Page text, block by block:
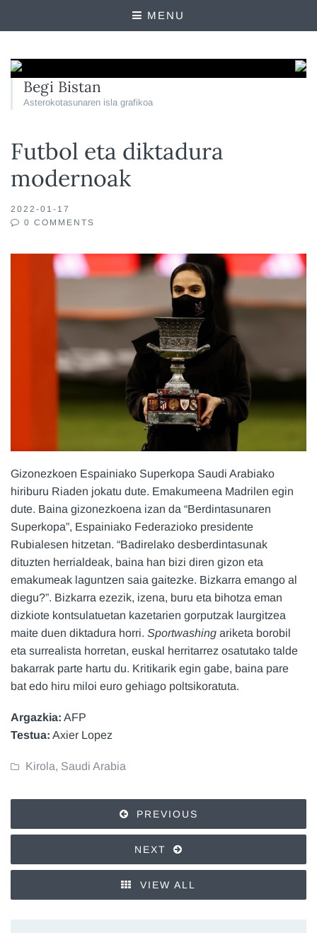
MENU
Begi Bistan
Asterokotasunaren isla grafikoa
Futbol eta diktadura
modernoak
2022-01-17
0 COMMENTS
Gizonezkoen Espainiako Superkopa Saudi Arabiako
hiriburu Riaden jokatu dute. Emakumeena Madrilen egin
dute. Baina gizonezkoena izan da “Berdintasunaren
Superkopa”, Espainiako Federazioko presidente
Rubialesen hitzetan. “Badirelako desberdintasunak
dituzten herrialdeak, baina han bizi diren gizon eta
emakumeak laguntzen saia gaitezke. Bizkarra emango al
diegu?”. Bizkarra ezezik, izena, buru eta bihotza eman
dizkiote kontsulatuetan kazetarien gorputzak laurgitzea
maite duen diktadura horri. Sportwashing ariketa borobil
eta surrealista horretan, euskal herritarrez osatutako talde
bakarrak parte hartu du. Kritikarik egin gabe, baina pare
bat edo hiru miloi euro gehiago poltsikoratuta.
Argazkia: AFP
Testua: Axier Lopez
Kirola, Saudi Arabia
PREVIOUS
NEXT
VIEW ALL